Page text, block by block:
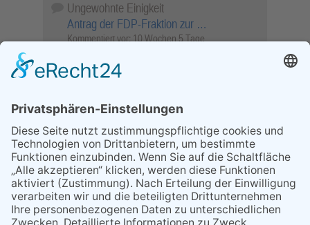
Ungewohnte Einigkeit
Antrag der FDP-Fraktion zur …
Kommentiert vor: 10 Wochen 5 Tage
Objekt …
Kommentiert vor: 26 Wochen 2 Stunden
Sperrung für Wassersportler schlägt hohe
Wellen
Sperrung der Stillgewässer
Kommentiert vor:1 Jahr 50 Wochen
Literarischer Rückblick
Alte Schule
Kommentiert vor:3 Jahre 18 Wochen